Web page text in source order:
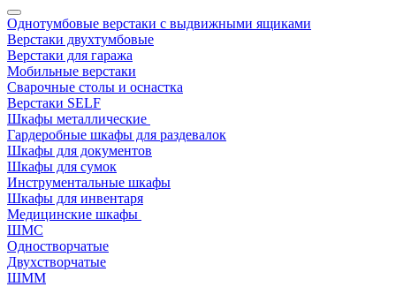
Однотумбовые верстаки с выдвижными ящиками
Верстаки двухтумбовые
Верстаки для гаража
Мобильные верстаки
Сварочные столы и оснастка
Верстаки SELF
Шкафы металлические
Гардеробные шкафы для раздевалок
Шкафы для документов
Шкафы для сумок
Инструментальные шкафы
Шкафы для инвентаря
Медицинские шкафы
ШМС
Одностворчатые
Двухстворчатые
ШММ